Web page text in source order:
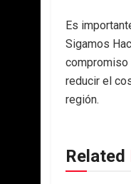
Es
Sigamos
compromiso
reducir el
región.
Related